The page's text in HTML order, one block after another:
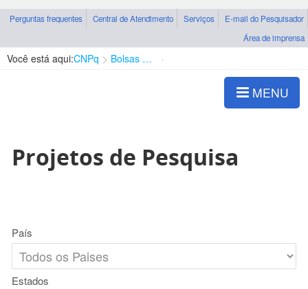
Perguntas frequentes Central de Atendimento Serviços
E-mail do Pesquisador
Área de imprensa
Você está aqui:CNPq Bolsas e Auxílios Vigentes
MENU
Projetos de Pesquisa
País
Estados